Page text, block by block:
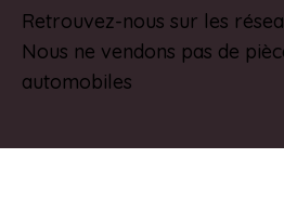
Retrouvez-nous sur les
Nous ne vendons pas de
automobiles